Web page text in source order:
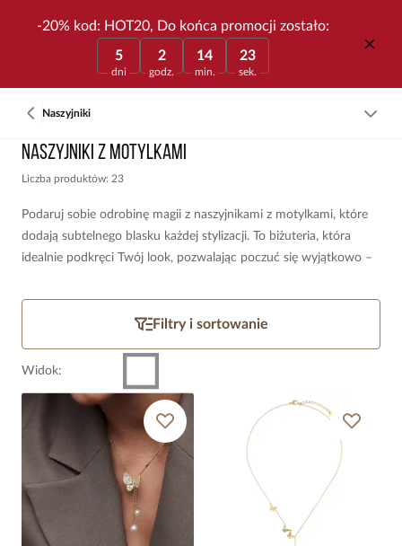
-20% kod: HOT20, Do końca promocji zostało:
5
dni
2
godz.
14
min.
23
sek.
Naszyjniki
Naszyjniki z motylkami
Liczba produktów: 23
Podaruj sobie odrobinę magii z naszyjnikami z motylkami, które
dodają subtelnego blasku każdej stylizacji. To biżuteria, która
idealnie podkręci Twój look, pozwalając poczuć się wyjątkowo –
naszą kolekcję i znajdź model, który wyrazi Twój charakter albo
stanie się prezentem pełnym symboliki.
Filtry i sortowanie
Widok: